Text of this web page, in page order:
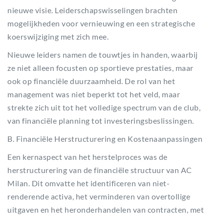
nieuwe visie. Leiderschapswisselingen brachten
mogelijkheden voor vernieuwing en een strategische
koerswijziging met zich mee.
Nieuwe leiders namen de touwtjes in handen, waarbij
ze niet alleen focusten op sportieve prestaties, maar
ook op financiële duurzaamheid. De rol van het
management was niet beperkt tot het veld, maar
strekte zich uit tot het volledige spectrum van de club,
van financiële planning tot investeringsbeslissingen.
B. Financiële Herstructurering en Kostenaanpassingen
Een kernaspect van het herstelproces was de
herstructurering van de financiële structuur van AC
Milan. Dit omvatte het identificeren van niet-
renderende activa, het verminderen van overtollige
uitgaven en het heronderhandelen van contracten, met